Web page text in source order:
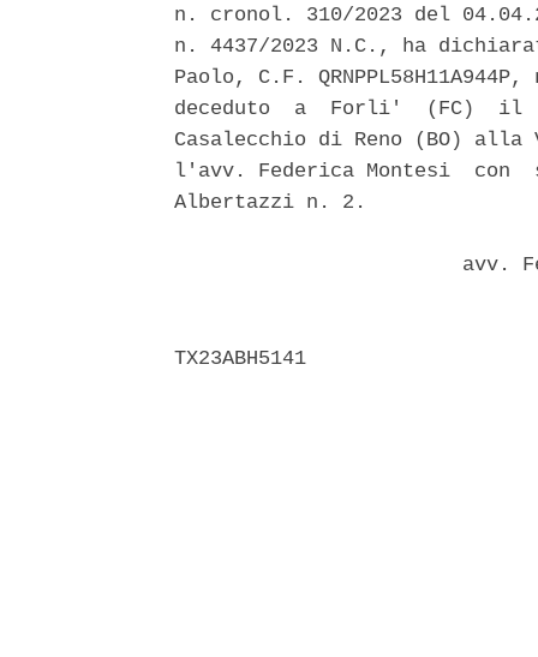
n. cronol. 310/2023 del
n. 4437/2023 N.C., ha
Paolo, C.F.
deceduto  a  Forli'  (FC)  il
Casalecchio di Reno (BO)
l'avv. Federica Montesi
Albertazzi n. 2.
avv.